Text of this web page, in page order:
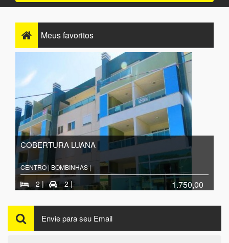
Meusfavoritos
COBERTURA LUANA
CENTRO | BOMBINHAS |
2 | 2 | 1.750,00
Envie para seu Email